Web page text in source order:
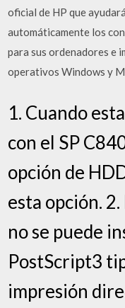
oficial de HP que
automáticamente los
para sus ordenadores e
operativos Windows y
1. Cuando
con el SP
opción de
esta opción.
no se puede
PostScript3
impresión